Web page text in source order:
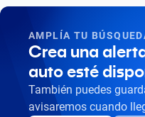
Busca por marca
Busca por modelo
Busca por versión
Busca por año
AMPLÍA TU
Crea una
auto esté
También puedes
avisaremos cuando